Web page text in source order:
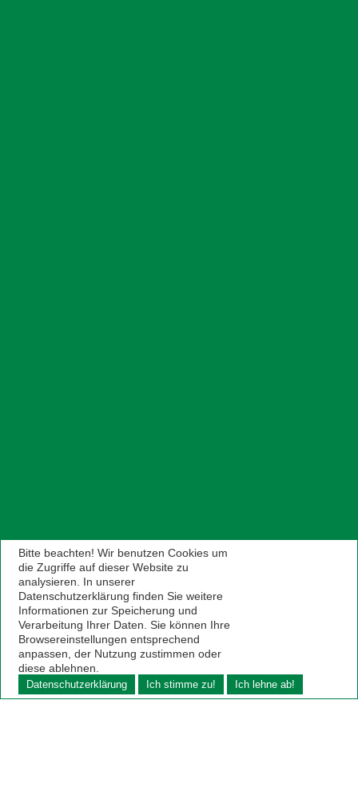
Bitte beachten! Wir benutzen Cookies um
die Zugriffe auf dieser Website zu
analysieren. In unserer
Datenschutzerklärung finden Sie weitere
Informationen zur Speicherung und
Verarbeitung Ihrer Daten. Sie können Ihre
Browsereinstellungen entsprechend
anpassen, der Nutzung zustimmen oder
diese ablehnen.
Datenschutzerklärung Ich stimme zu! Ich lehne ab!